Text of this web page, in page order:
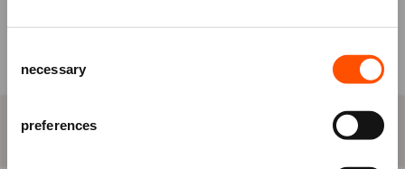
Selection
necessary
preferences
STAP 2
+31 (0)591 - 850 856
Log in vóórdat je het bestelproces in
Vriendenkortingen te ontvangen.